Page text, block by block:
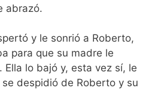
abrazó.
y le sonrió a Roberto,
para que su madre le
Ella lo bajó y, esta vez sí, le
despidió de Roberto y su